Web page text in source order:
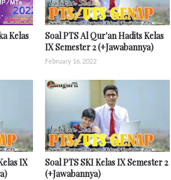
Kelas
Soal PTS Al Qur'an Hadits Kelas
IX Semester 2 (+Jawabannya)
February 16, 2022
IX
Soal PTS SKI Kelas IX Semester 2
(+Jawabannya)